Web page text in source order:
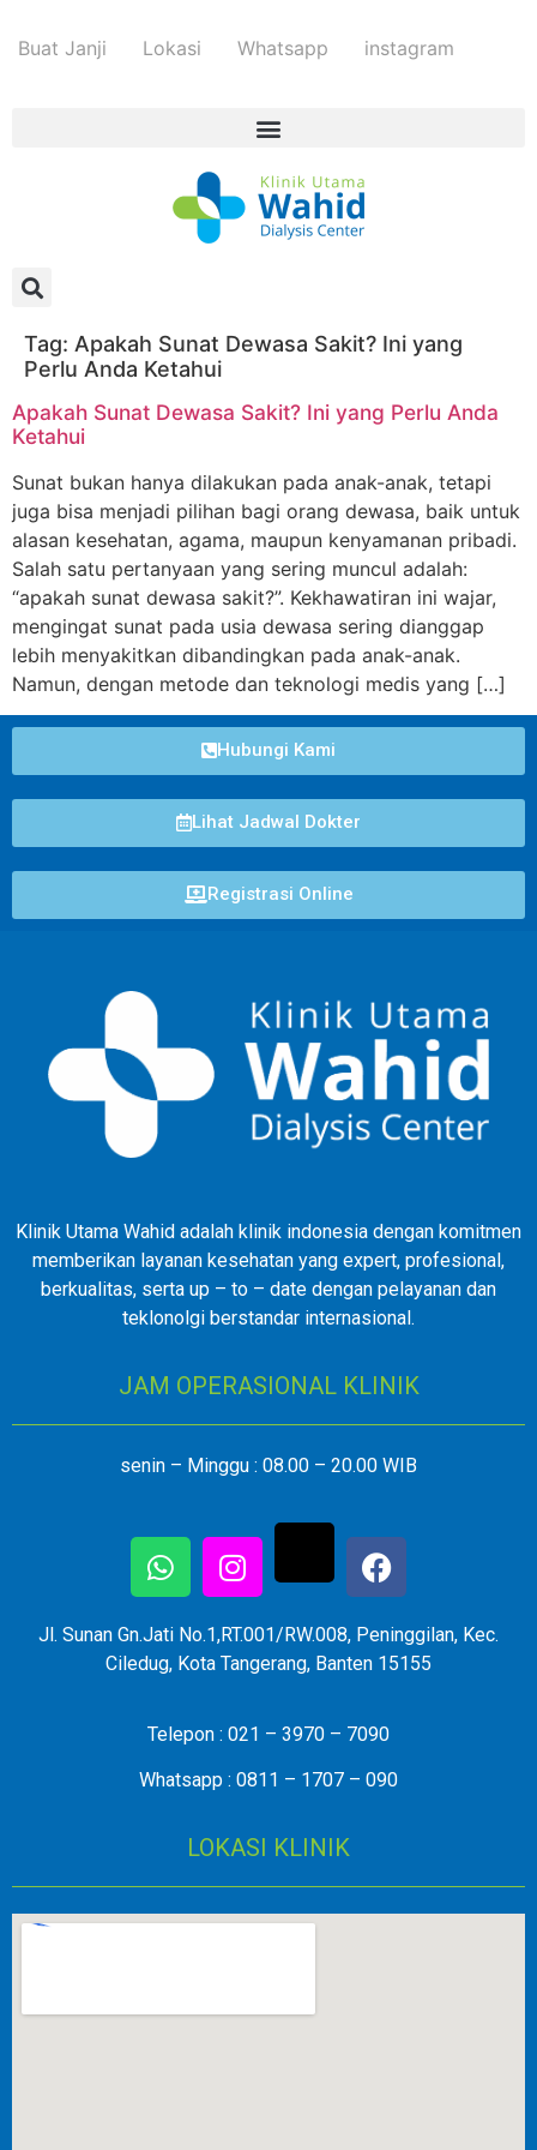
Buat Janji Lokasi Whatsapp instagram
Tag: Apakah Sunat Dewasa Sakit? Ini yang
Perlu Anda Ketahui
Apakah Sunat Dewasa Sakit? Ini yang Perlu Anda
Ketahui
Sunat bukan hanya dilakukan pada anak-anak, tetapi
juga bisa menjadi pilihan bagi orang dewasa, baik untuk
alasan kesehatan, agama, maupun kenyamanan pribadi.
Salah satu pertanyaan yang sering muncul adalah:
“apakah sunat dewasa sakit?”. Kekhawatiran ini wajar,
mengingat sunat pada usia dewasa sering dianggap
lebih menyakitkan dibandingkan pada anak-anak.
Namun, dengan metode dan teknologi medis yang […]
Hubungi Kami
Lihat Jadwal Dokter
Registrasi Online
Klinik Utama Wahid adalah klinik indonesia dengan komitmen
memberikan layanan kesehatan yang expert, profesional,
berkualitas, serta up – to – date dengan pelayanan dan
teklonolgi berstandar internasional.
JAM OPERASIONAL KLINIK
senin – Minggu : 08.00 – 20.00 WIB
Jl. Sunan Gn.Jati No.1,RT.001/RW.008, Peninggilan, Kec.
Ciledug, Kota Tangerang, Banten 15155
Telepon : 021 – 3970 – 7090
Whatsapp : 0811 – 1707 – 090
LOKASI KLINIK